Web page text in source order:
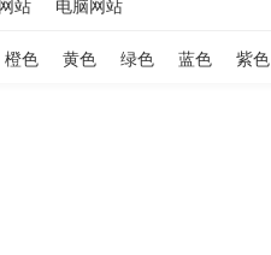
站 电脑网站
橙色 黄色 绿色 蓝色 紫色